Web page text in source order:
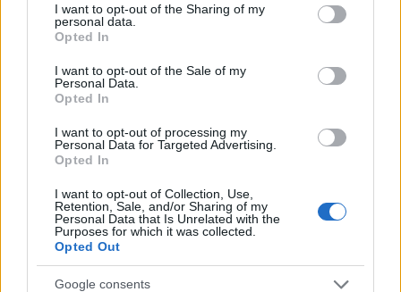
not limited to your visit or usage behaviour. You may click to
grant or deny consent to Google and its third-party tags to
use your data for below specified purposes in below Google
consent section.
I want to opt-out of the Sharing of my
personal data.
Opted In
I want to opt-out of the Sale of my
Personal Data.
Opted In
I want to opt-out of processing my
Personal Data for Targeted Advertising.
Opted In
I want to opt-out of Collection, Use,
Retention, Sale, and/or Sharing of my
Personal Data that Is Unrelated with the
Purposes for which it was collected.
Opted Out
Google consents
@reichenberg kenéz
: Nincs a fenét, nézd meg
jobban, magában végig röhögött, csak igyekezett
nem mutatni
Lovastengerész
15 éve
Mogács Úr már a Showder klubban is gyengus volt...
nem sokat fejlődött azóta szegény.
tulajdonképpen jót tesznek neki nálánál
szellemesebb partnerek, mint Kálmán Olga vagy a
kimondhatatlan nevü TV2-s srác